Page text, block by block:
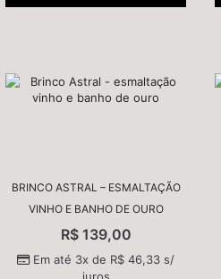
BRINCO ASTRAL – ESMALTAÇÃO
VINHO E BANHO DE OURO
R$139,00
Em até 3x de R$ 46,33 s/
juros